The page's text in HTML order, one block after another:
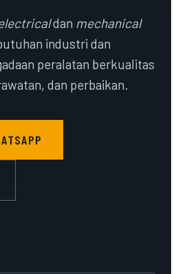
dan mechanical
industri dan
peralatan berkualitas
dan perbaikan.